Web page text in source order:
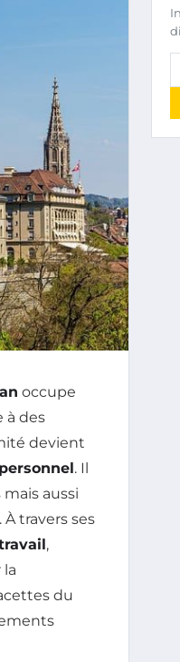
occupe
à des
devient
. Il
mais aussi
travers ses
,
la
du